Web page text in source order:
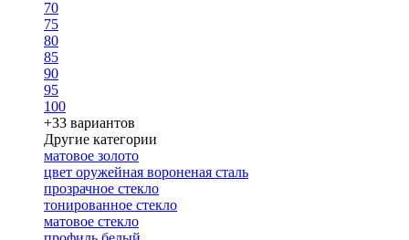
70
75
80
85
90
95
100
+33 вариантов
Другие категории
матовое золото
цвет оружейная вороненая сталь
прозрачное стекло
тонированное стекло
матовое стекло